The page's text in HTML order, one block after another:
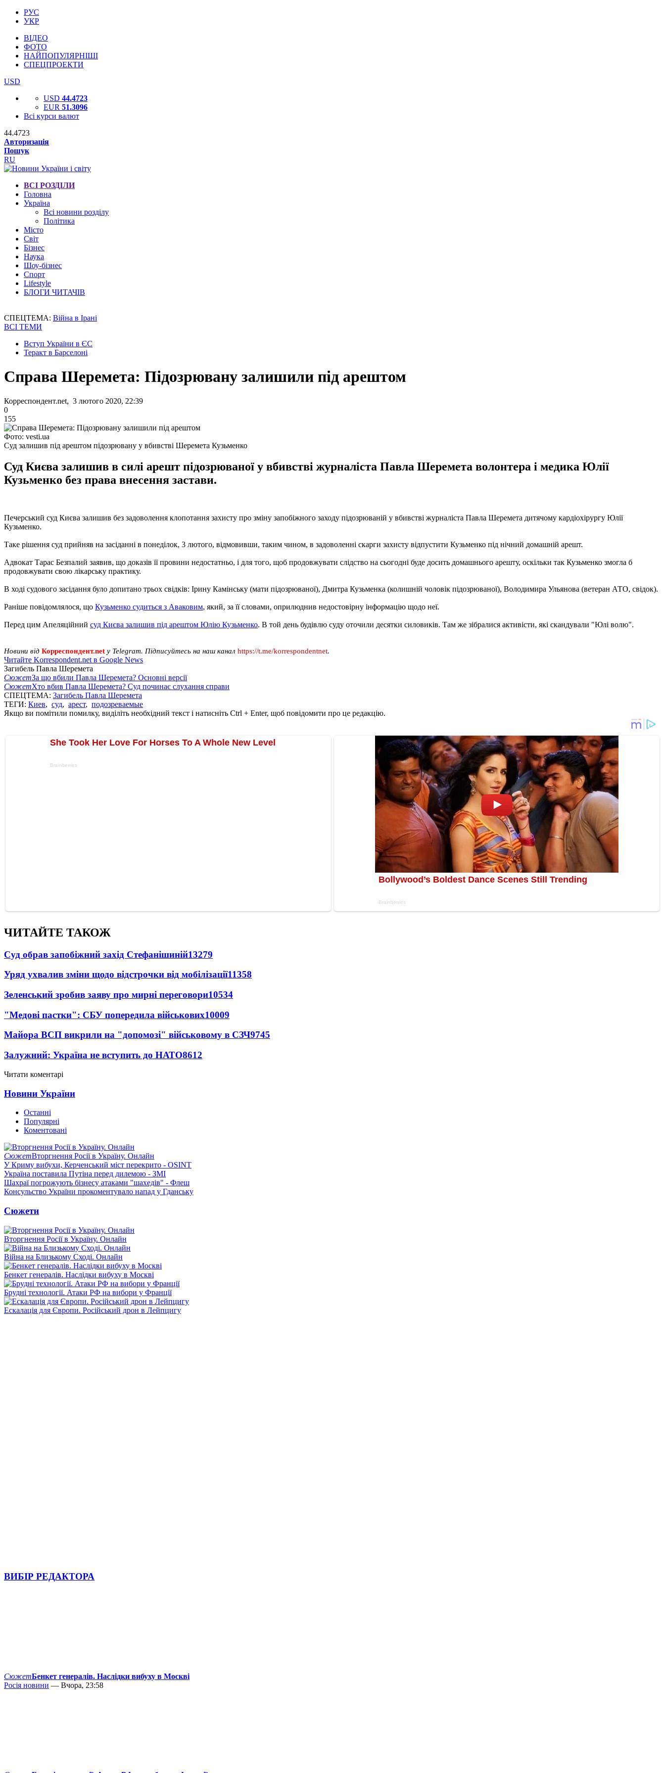
РУС
УКР
ВІДЕО
ФОТО
НАЙПОПУЛЯРНІШІ
СПЕЦПРОЕКТИ
USD
USD 44.4723
EUR 51.3096
Всі курси валют
44.4723
Авторизація
Пошук
RU
ВСІ РОЗДІЛИ
Головна
Україна
Всі новини розділу
Політика
Місто
Світ
Бізнес
Наука
Шоу-бізнес
Спорт
Lifestyle
БЛОГИ ЧИТАЧІВ
СПЕЦТЕМА: Війна в Ірані
ВСІ ТЕМИ
Вступ України в ЄС
Теракт в Барселоні
Справа Шеремета: Підозрювану залишили під арештом
Корреспондент.net, 3 лютого 2020, 22:39
0
155
Фото: vesti.ua
Суд залишив під арештом підозрювану у вбивстві Шеремета Кузьменко
Суд Києва залишив в силі арешт підозрюваної у вбивстві журналіста Павла Шеремета волонтера і медика Юлії
Кузьменко без права внесення застави.
Печерський суд Києва залишив без задоволення клопотання захисту про зміну запобіжного заходу підозрюваній у вбивстві журналіста Павла Шеремета дитячому кардіохірургу Юлії
Кузьменко.
Таке рішення суд прийняв на засіданні в понеділок, 3 лютого, відмовивши, таким чином, в задоволенні скарги захисту відпустити Кузьменко під нічний домашній арешт.
Адвокат Тарас Безпалий заявив, що доказів її провини недостатньо, і для того, щоб продовжувати слідство на сьогодні буде досить домашнього арешту, оскільки так Кузьменко змогла б
продовжувати свою лікарську практику.
В ході судового засідання було допитано трьох свідків: Ірину Камінську (мати підозрюваної), Дмитра Кузьменка (колишній чоловік підозрюваної), Володимира Ульянова (ветеран АТО, свідок).
Раніше повідомлялося, що Кузьменко судиться з Аваковим, який, за її словами, оприлюднив недостовірну інформацію щодо неї.
Перед цим Апеляційний суд Києва залишив під арештом Юлію Кузьменко. В той день будівлю суду оточили десятки силовиків. Там же зібралися активісти, які скандували "Юлі волю".
Новини від Корреспондент.net у Telegram. Підписуйтесь на наш канал https://t.me/korrespondentnet.
Читайте Korrespondent.net в Google News
Загибель Павла Шеремета
СюжетЗа що вбили Павла Шеремета? Основні версії
СюжетХто вбив Павла Шеремета? Суд починає слухання справи
СПЕЦТЕМА: Загибель Павла Шеремета
ТЕГИ: Киев, суд, арест, подозреваемые
Якщо ви помітили помилку, виділіть необхідний текст і натисніть Ctrl + Enter, щоб повідомити про це редакцію.
ЧИТАЙТЕ ТАКОЖ
Суд обрав запобіжний захід Стефанішиній13279
Уряд ухвалив зміни щодо відстрочки від мобілізації11358
Зеленський зробив заяву про мирні переговори10534
"Медові пастки": СБУ попередила військових10009
Майора ВСП викрили на "допомозі" військовому в СЗЧ9745
Залужний: Україна не вступить до НАТО8612
Читати коментарі
Новини України
Останні
Популярні
Коментовані
СюжетВторгнення Росії в Україну. Онлайн
У Криму вибухи, Керченський міст перекрито - OSINT
Україна поставила Путіна перед дилемою - ЗМІ
Шахраї погрожують бізнесу атаками "шахедів" - Флеш
Консульство України прокоментувало напад у Гданську
Сюжети
Вторгнення Росії в Україну. Онлайн
Війна на Близькому Сході. Онлайн
Бенкет генералів. Наслідки вибуху в Москві
Брудні технології. Атаки РФ на вибори у Франції
Ескалація для Європи. Російський дрон в Лейпцигу
ВИБІР РЕДАКТОРА
СюжетБенкет генералів. Наслідки вибуху в Москві
Росія новини — Вчора, 23:58